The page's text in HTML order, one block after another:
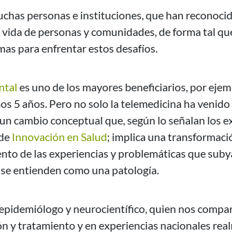
personas e instituciones, que han
de personas y comunidades, de forma tal
para enfrentar estos desafíos.
es uno de los mayores beneficiarios, por
5 años. Pero no solo la telemedicina ha
cambio conceptual que, según lo señalan los
Innovación en Salud; implica una
de las experiencias y problemáticas que
entienden como una patología.
y neurocientífico, quien nos
y tratamiento y en experiencias nacionales